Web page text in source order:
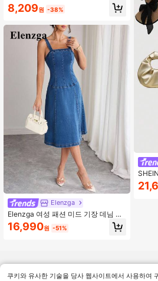
8,209원 -38%
Elenzga
Elenzga 여성 패션 미드 기장 데님 바
디콘 캐미 드레스
16,990원 -51%
솔 드
루, 휴
쿠키와 유사한 기술을 당사 웹사이트에서 사용하여